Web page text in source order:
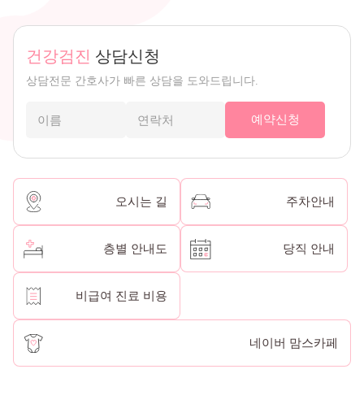
건강검진 상담신청
상담전문 간호사가 빠른 상담을 도와드립니다.
예약신청
오시는 길 주차안내
층별 안내도 당직 안내
비급여 진료 비용
네이버 맘스카페